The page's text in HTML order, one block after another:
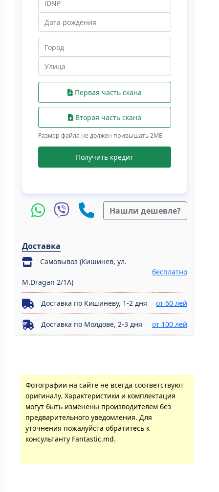
Первая часть скана
Вторая часть скана
Размер файла не должен привышать 2МБ
Получить кредит
Нашли дешевле?
Доставка
Самовывоз (Кишинев, ул.
M.Dragan 2/1A)
бесплатно
Доставка по Кишиневу, 1-2 дня от 60 лей
Доставка по Молдове, 2-3 дня от 100 лей
Фотографии на сайте не всегда соответствуют
оригиналу. Характеристики и комплектация
могут быть изменены производителем без
предварительного уведомления. Для
уточнения пожалуйста обратитесь к
консультанту Fantastic.md.